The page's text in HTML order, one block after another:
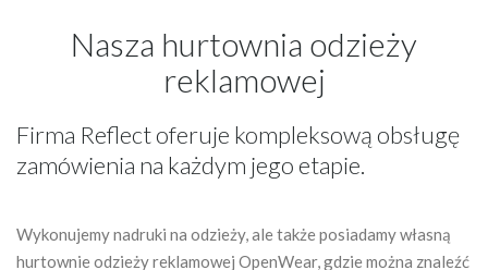
Nasza hurtownia odzieży
reklamowej
Firma Reflect oferuje kompleksową obsługę
zamówienia na każdym jego etapie.
Wykonujemy nadruki na odzieży, ale także posiadamy własną
hurtownie odzieży reklamowej OpenWear, gdzie można znaleźć